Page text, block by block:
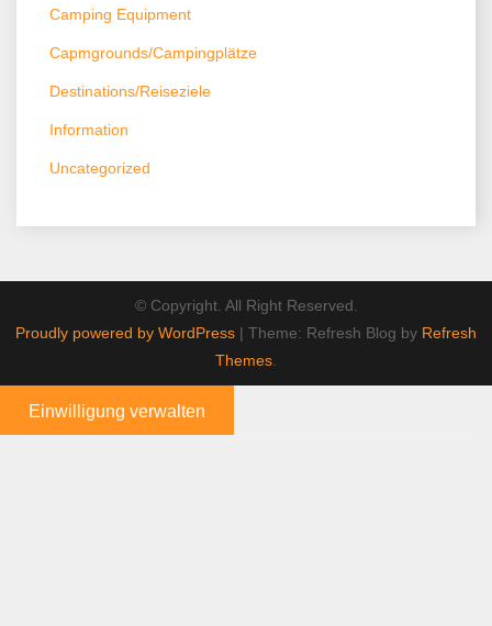
Camping Equipment
Capmgrounds/Campingplätze
Destinations/Reiseziele
Information
Uncategorized
© Copyright. All Right Reserved.
Proudly powered by WordPress | Theme: Refresh Blog by Refresh
Themes.
Einwilligung verwalten